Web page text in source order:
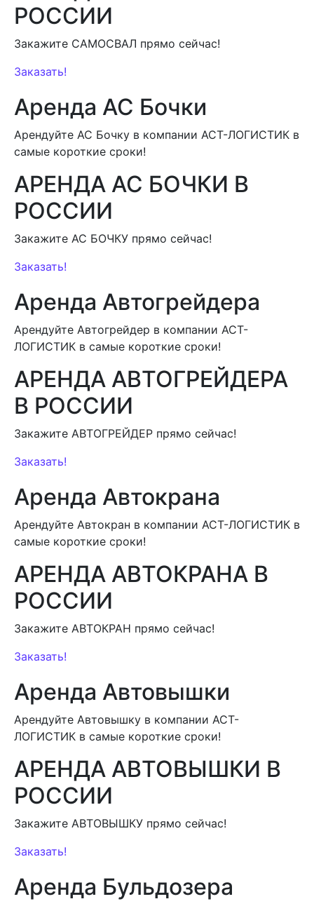
РОССИИ
Закажите САМОСВАЛ прямо сейчас!
Заказать!
Аренда АС Бочки
Арендуйте АС Бочку в компании АСТ-ЛОГИСТИК в
самые короткие сроки!
АРЕНДА АС БОЧКИ В
РОССИИ
Закажите АС БОЧКУ прямо сейчас!
Заказать!
Аренда Автогрейдера
Арендуйте Автогрейдер в компании АСТ-
ЛОГИСТИК в самые короткие сроки!
АРЕНДА АВТОГРЕЙДЕРА
В РОССИИ
Закажите АВТОГРЕЙДЕР прямо сейчас!
Заказать!
Аренда Автокрана
Арендуйте Автокран в компании АСТ-ЛОГИСТИК в
самые короткие сроки!
АРЕНДА АВТОКРАНА В
РОССИИ
Закажите АВТОКРАН прямо сейчас!
Заказать!
Аренда Автовышки
Арендуйте Автовышку в компании АСТ-
ЛОГИСТИК в самые короткие сроки!
АРЕНДА АВТОВЫШКИ В
РОССИИ
Закажите АВТОВЫШКУ прямо сейчас!
Заказать!
Аренда Бульдозера